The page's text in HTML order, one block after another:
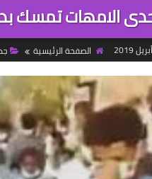
الامهات تمسك
الصفحة الرئيسية